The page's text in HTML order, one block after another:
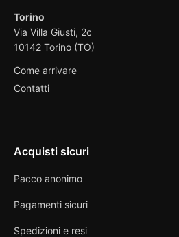
Torino
Via Villa Giusti, 2c
10142 Torino (TO)
Come arrivare
Contatti
Acquisti sicuri
Pacco anonimo
Pagamenti sicuri
Spedizioni e resi